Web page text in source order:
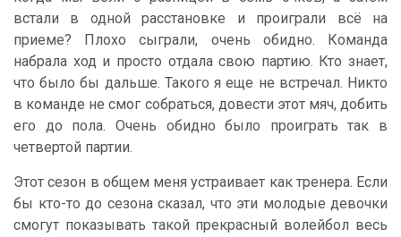
встали в одной расстановке и проиграли всё на
приеме? Плохо сыграли, очень обидно. Команда
набрала ход и просто отдала свою партию. Кто знает,
что было бы дальше. Такого я еще не встречал. Никто
в команде не смог собраться, довести этот мяч, добить
его до пола. Очень обидно было проиграть так в
четвертой партии.
Этот сезон в общем меня устраивает как тренера. Если
бы кто-то до сезона сказал, что эти молодые девочки
смогут показывать такой прекрасный волейбол весь